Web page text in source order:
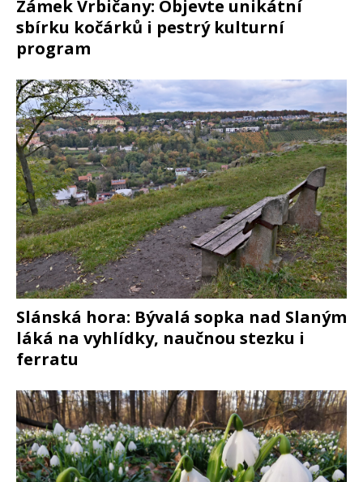
Zámek Vrbičany: Objevte unikátní
sbírku kočárků i pestrý kulturní
program
Slánská hora: Bývalá sopka nad Slaným
láká na vyhlídky, naučnou stezku i
ferratu